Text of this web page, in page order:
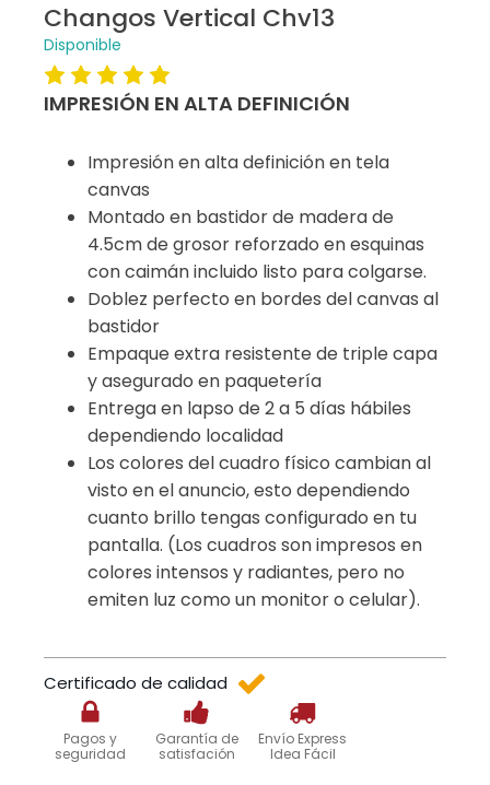
Changos Vertical Chv13
Disponible
IMPRESIÓN EN ALTA DEFINICIÓN
Impresión en alta definición en tela
canvas
Montado en bastidor de madera de
4.5cm de grosor reforzado en esquinas
con caimán incluido listo para colgarse.
Doblez perfecto en bordes del canvas al
bastidor
Empaque extra resistente de triple capa
y asegurado en paquetería
Entrega en lapso de 2 a 5 días hábiles
dependiendo localidad
Los colores del cuadro físico cambian al
visto en el anuncio, esto dependiendo
cuanto brillo tengas configurado en tu
pantalla. (Los cuadros son impresos en
colores intensos y radiantes, pero no
emiten luz como un monitor o celular).
Certificado de calidad
Pagos y
seguridad
Garantía de
satisfación
Envío Express
Idea Fácil